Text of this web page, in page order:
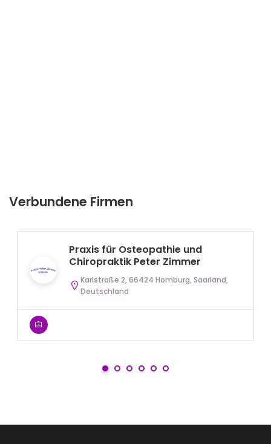
Verbundene Firmen
Praxis für Osteopathie und
Chiropraktik Peter Zimmer
Karlstraße 2, 66424 Homburg, Saarland,
Deutschland